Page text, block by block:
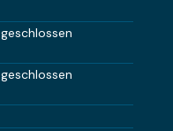
geschlossen
geschlossen